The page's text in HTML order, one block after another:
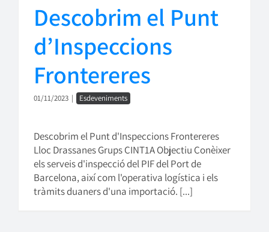
Descobrim el Punt
d’Inspeccions
Frontereres
01/11/2023 | Esdeveniments
Descobrim el Punt d'Inspeccions Frontereres
Lloc Drassanes Grups CINT1A Objectiu Conèixer
els serveis d'inspecció del PIF del Port de
Barcelona, així com l'operativa logística i els
tràmits duaners d'una importació. [...]